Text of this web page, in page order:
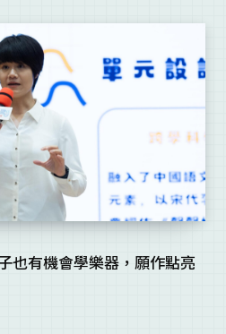
也有機會學樂器，願作點亮